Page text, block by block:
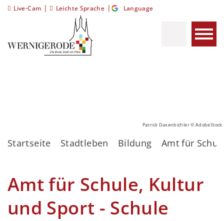
Live-Cam | Leichte Sprache | Language
Patrick Daxenbichler © AdobeStock
Startseite Stadtleben Bildung Amt für
Amt für Schule, Kultur
und Sport - Schule